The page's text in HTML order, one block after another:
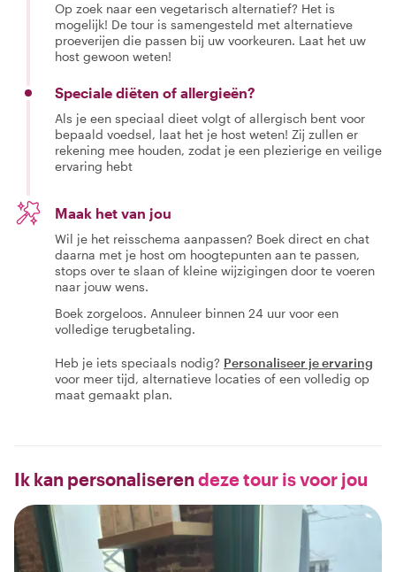
Op zoek naar een vegetarisch alternatief? Het is
mogelijk! De tour is samengesteld met alternatieve
proeverijen die passen bij uw voorkeuren. Laat het uw
host gewoon weten!
Speciale diëten of allergieën?
Als je een speciaal dieet volgt of allergisch bent voor
bepaald voedsel, laat het je host weten! Zij zullen er
rekening mee houden, zodat je een plezierige en veilige
ervaring hebt
Maak het van jou
Wil je het reisschema aanpassen? Boek direct en chat
daarna met je host om hoogtepunten aan te passen,
stops over te slaan of kleine wijzigingen door te voeren
naar jouw wens.
Boek zorgeloos. Annuleer binnen 24 uur voor een
volledige terugbetaling.
Heb je iets speciaals nodig? Personaliseer je ervaring
voor meer tijd, alternatieve locaties of een volledig op
maat gemaakt plan.
Ik kan personaliseren deze tour is voor jou